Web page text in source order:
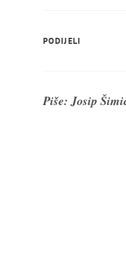
PODIJELI
Piše: Josip